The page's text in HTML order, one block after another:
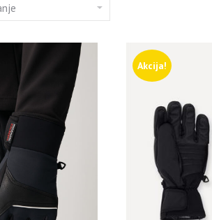
Akcija!